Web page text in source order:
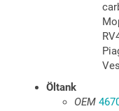
Öltank
OEM